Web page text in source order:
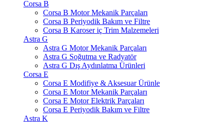
Corsa B
Corsa B Motor Mekanik Parçaları
Corsa B Periyodik Bakım ve Filtre
Corsa B Karoser iç Trim Malzemeleri
Astra G
Astra G Motor Mekanik Parçaları
Astra G Soğutma ve Radyatör
Astra G Dış Aydınlatma Ürünleri
Corsa E
Corsa E Modifiye & Aksesuar Ürünle
Corsa E Motor Mekanik Parçaları
Corsa E Motor Elektrik Parçaları
Corsa E Periyodik Bakım ve Filtre
Astra K